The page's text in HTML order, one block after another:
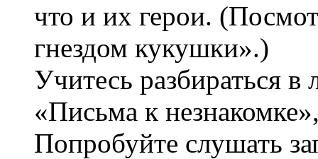
что и их герои.
гнездом кукушки».)
Учитесь разбираться
«Письма к
Попробуйте слушать